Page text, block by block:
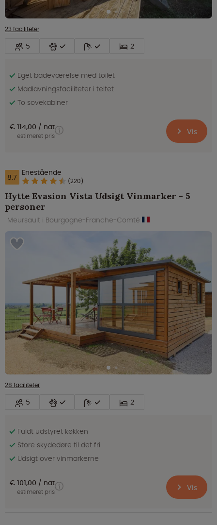
23 faciliteter
5 2
Eget badeværelse med toilet
Madlavningsfaciliteter i teltet
To sovekabiner
€ 114,00 nat
estimeret pris Vis
8.7 Enestående
(220)
Hytte Evasion Vista Udsigt Vinmarker - 5
personer
Meursault i Bourgogne-Franche-Comté
28 faciliteter
5 2
Fuldt udstyret køkken
Store skydedøre til det fri
Udsigt over vinmarkerne
€ 101,00 nat
estimeret pris Vis